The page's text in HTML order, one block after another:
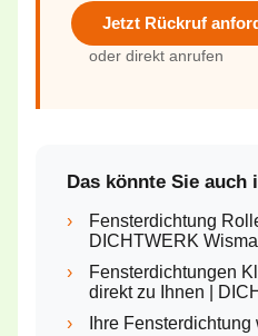
Jetzt Rückruf
oder direkt anrufen
Das könnte Sie auch
›
Fensterdichtung
DICHTWERK
›
Fensterdichtungen
direkt zu Ihnen |
›
Ihre